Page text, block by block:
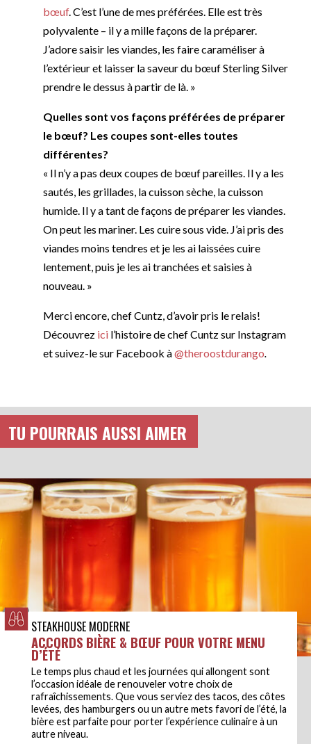
bœuf. C’est l’une de mes préférées. Elle est très
polyvalente – il y a mille façons de la préparer.
J’adore saisir les viandes, les faire caraméliser à
l’extérieur et laisser la saveur du bœuf Sterling Silver
prendre le dessus à partir de là. »
Quelles sont vos façons préférées de préparer
le bœuf? Les coupes sont-elles toutes
différentes?
« Il n’y a pas deux coupes de bœuf pareilles. Il y a les
sautés, les grillades, la cuisson sèche, la cuisson
humide. Il y a tant de façons de préparer les viandes.
On peut les mariner. Les cuire sous vide. J’ai pris des
viandes moins tendres et je les ai laissées cuire
lentement, puis je les ai tranchées et saisies à
nouveau. »
Merci encore, chef Cuntz, d’avoir pris le relais!
Découvrez icil’histoire de chef Cuntz sur Instagram
et suivez-le sur Facebook à@theroostdurango.
TU POURRAIS AUSSI AIMER
STEAKHOUSE MODERNE
ACCORDS BIÈRE & BŒUF POUR VOTRE MENU
D’ÉTÉ
Le temps plus chaud et les journées qui allongent sont
l’occasion idéale de renouveler votre choix de
rafraîchissements. Que vous serviez des tacos, des côtes
levées, des hamburgers ou un autre mets favori de l’été, la
bière est parfaite pour porter l’expérience culinaire à un
autre niveau.